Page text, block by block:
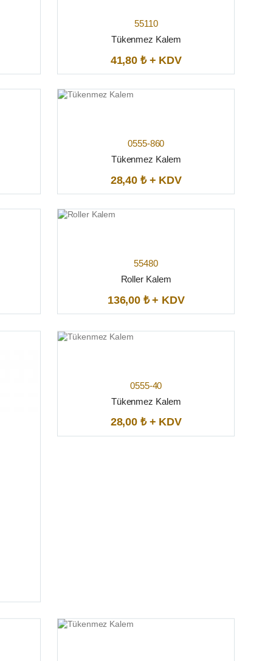
55110
Tükenmez Kalem
41,80 ₺ + KDV
0555-860
Tükenmez Kalem
28,40 ₺ + KDV
55480
Roller Kalem
136,00 ₺ + KDV
0555-40
Tükenmez Kalem
28,00 ₺ + KDV